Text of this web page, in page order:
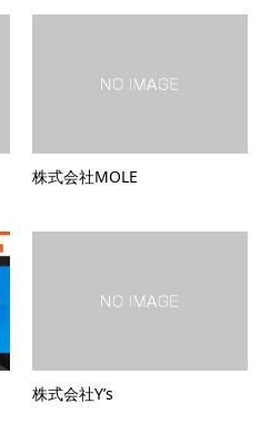
株式会社MOLE
株式会社Y’s